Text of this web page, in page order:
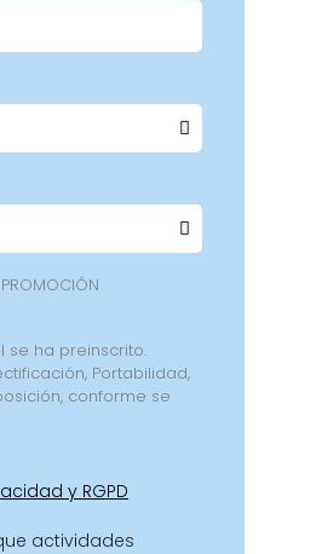
se ha preinscrito.
Portabilidad,
conforme se
y RGPD
actividades